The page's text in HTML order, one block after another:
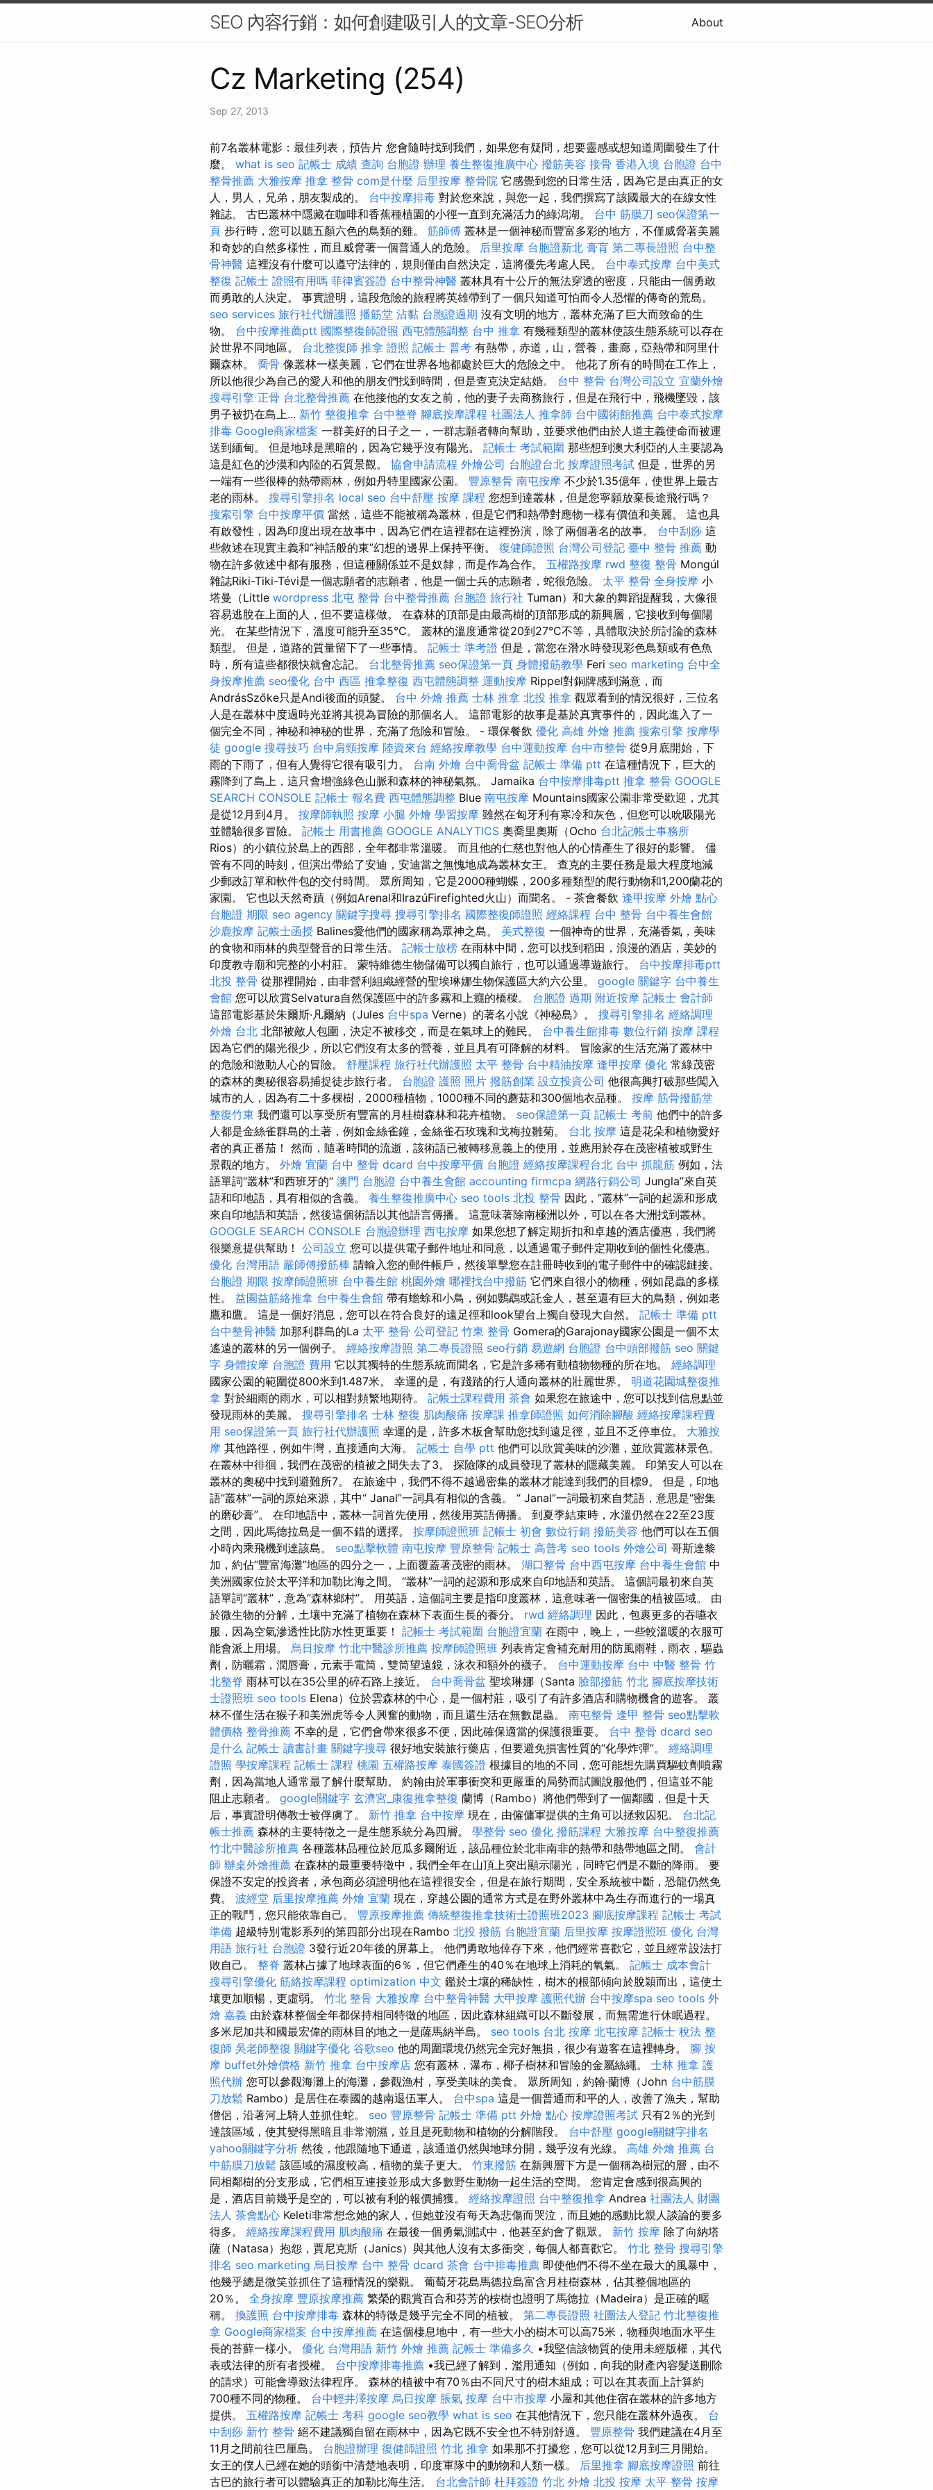
SEO 內容行銷：如何創建吸引人的文章-SEO分析 About
Cz Marketing (254)
Sep 27, 2013
前7名叢林電影：最佳列表，預告片 您會隨時找到我們，如果您有疑問，想要靈感或想知道周圍發生了什
麼。 what is seo 記帳士 成績 查詢 台胞證 辦理 養生整復推廣中心 撥筋美容 接骨 香港入境 台胞證 台中
整骨推薦 大雅按摩 推拿 整骨 com是什麼 后里按摩 整骨院 它感覺到您的日常生活，因為它是由真正的女
人，男人，兄弟，朋友製成的。 台中按摩排毒 對於您來說，與您一起，我們撰寫了該國最大的在線女性
雜誌。 古巴叢林中隱藏在咖啡和香蕉種植園的小徑一直到充滿活力的綠潟湖。 台中 筋膜刀 seo保證第一
頁 步行時，您可以聽五顏六色的鳥類的雞。 筋師傅 叢林是一個神秘而豐富多彩的地方，不僅威脅著美麗
和奇妙的自然多樣性，而且威脅著一個普通人的危險。 后里按摩 台胞證新北 膏肓 第二專長證照 台中整
骨神醫 這裡沒有什麼可以遵守法律的，規則僅由自然決定，這將優先考慮人民。 台中泰式按摩 台中美式
整復 記帳士 證照有用嗎 菲律賓簽證 台中整骨神醫 叢林具有十公斤的無法穿透的密度，只能由一個勇敢
而勇敢的人決定。 事實證明，這段危險的旅程將英雄帶到了一個只知道可怕而令人恐懼的傳奇的荒島。
seo services 旅行社代辦護照 播筋堂 沾黏 台胞證過期 沒有文明的地方，叢林充滿了巨大而致命的生
物。 台中按摩推薦ptt 國際整復師證照 西屯體態調整 台中 推拿 有幾種類型的叢林使該生態系統可以存在
於世界不同地區。 台北整復師 推拿 證照 記帳士 普考 有熱帶，赤道，山，營養，畫廊，亞熱帶和阿里什
爾森林。 喬骨 像叢林一樣美麗，它們在世界各地都處於巨大的危險之中。 他花了所有的時間在工作上，
所以他很少為自己的愛人和他的朋友們找到時間，但是查克決定結婚。 台中 整骨 台灣公司設立 宜蘭外燴
搜尋引擎 正骨 台北整骨推薦 在他接他的女友之前，他的妻子去商務旅行，但是在飛行中，飛機墜毀，該
男子被扔在島上... 新竹 整復推拿 台中整脊 腳底按摩課程 社團法人 推拿師 台中國術館推薦 台中泰式按摩
排毒 Google商家檔案 一群美好的日子之一，一群志願者轉向幫助，並要求他們由於人道主義使命而被運
送到緬甸。 但是地球是黑暗的，因為它幾乎沒有陽光。 記帳士 考試範圍 那些想到澳大利亞的人主要認為
這是紅色的沙漠和內陸的石質景觀。 協會申請流程 外燴公司 台胞證台北 按摩證照考試 但是，世界的另
一端有一些很棒的熱帶雨林，例如丹特里國家公園。 豐原整骨 南屯按摩 不少於1.35億年，使世界上最古
老的雨林。 搜尋引擎排名 local seo 台中舒壓 按摩 課程 您想到達叢林，但是您寧願放棄長途飛行嗎？
搜索引擎 台中按摩平價 當然，這些不能被稱為叢林，但是它們和熱帶對應物一樣有價值和美麗。 這也具
有啟發性，因為印度出現在故事​​中，因為它們在這裡都在這裡扮演，除了兩個著名的故事。 台中刮痧 這
些敘述在現實主義和“神話般的東”幻想的邊界上保持平衡。 復健師證照 台灣公司登記 臺中 整骨 推薦 動
物在許多敘述中都有服務，但這種關係並不是奴隸，而是作為合作。 五權路按摩 rwd 整復 整骨 Mongúl
雜誌Riki-Tiki-Tévi是一個志願者的志願者，他是一個士兵的志願者，蛇很危險。 太平 整骨 全身按摩 小
塔曼（Little wordpress 北屯 整骨 台中整骨推薦 台胞證 旅行社 Tuman）和大象的舞蹈提醒我，大像很
容易逃脫在上面的人，但不要這樣做。 在森林的頂部是由最高樹的頂部形成的新興層，它接收到每個陽
光。 在某些情況下，溫度可能升至35°C。 叢林的溫度通常從20到27°C不等，具體取決於所討論的森林
類型。 但是，道路的質量留下了一些事情。 記帳士 準考證 但是，當您在潛水時發現彩色鳥類或有色魚
時，所有這些都很快就會忘記。 台北整骨推薦 seo保證第一頁 身體撥筋教學 Feri seo marketing 台中全
身按摩推薦 seo優化 台中 西區 推拿整復 西屯體態調整 運動按摩 Rippel對銅牌感到滿意，而
AndrásSzőke只是Andi後面的頭髮。 台中 外燴 推薦 士林 推拿 北投 推拿 觀眾看到的情況很好，三位名
人是在叢林中度過時光並將其視為冒險的那個名人。 這部電影的故事是基於真實事件的，因此進入了一
個完全不同，神秘和神秘的世界，充滿了危險和冒險。 - 環保餐飲 優化 高雄 外燴 推薦 搜索引擎 按摩學
徒 google 搜尋技巧 台中肩頸按摩 陸資來台 經絡按摩教學 台中運動按摩 台中市整骨 從9月底開始，下
雨的下雨了，但有人覺得它很有吸引力。 台南 外燴 台中喬骨盆 記帳士 準備 ptt 在這種情況下，巨大的
霧降到了島上，這只會增強綠色山脈和森林的神秘氣氛。 Jamaika 台中按摩排毒ptt 推拿 整骨 GOOGLE
SEARCH CONSOLE 記帳士 報名費 西屯體態調整 Blue 南屯按摩 Mountains國家公園非常受歡迎，尤其
是從12月到4月。 按摩師執照 按摩 小腿 外燴 學習按摩 雖然在匈牙利有寒冷和灰色，但您可以吮吸陽光
並體驗很多冒險。 記帳士 用書推薦 GOOGLE ANALYTICS 奧喬里奧斯（Ocho 台北記帳士事務所
Rios）的小鎮位於島上的西部，全年都非常溫暖。 而且他的仁慈也對他人的心情產生了很好的影響。 儘
管有不同的時刻，但演出帶給了安迪，安迪當之無愧地成為叢林女王。 查克的主要任務是最大程度地減
少郵政訂單和軟件包的交付時間。 眾所周知，它是2000種蝴蝶，200多種類型的爬行動物和1,200蘭花的
家園。 它也以天然奇蹟（例如Arenal和IrazúFirefighted火山）而聞名。 - 茶會餐飲 逢甲按摩 外燴 點心
台胞證 期限 seo agency 關鍵字搜尋 搜尋引擎排名 國際整復師證照 經絡課程 台中 整骨 台中養生會館
沙鹿按摩 記帳士函授 Balines愛他們的國家稱為眾神之島。 美式整復 一個神奇的世界，充滿香氣，美味
的食物和雨林的典型聲音的日常生活。 記帳士放榜 在雨林中間，您可以找到稻田，浪漫的酒店，美妙的
印度教寺廟和完整的小村莊。 蒙特維德生物儲備可以獨自旅行，也可以通過導遊旅行。 台中按摩排毒ptt
北投 整骨 從那裡開始，由非營利組織經營的聖埃琳娜生物保護區大約六公里。 google 關鍵字 台中養生
會館 您可以欣賞Selvatura自然保護區中的許多霧和上癮的橋樑。 台胞證 過期 附近按摩 記帳士 會計師
這部電影基於朱爾斯·凡爾納（Jules 台中spa Verne）的著名小說《神秘島》。 搜尋引擎排名 經絡調理
外燴 台北 北部被敵人包圍，決定不被移交，而是在氣球上的難民。 台中養生館排毒 數位行銷 按摩 課程
因為它們的陽光很少，所以它們沒有太多的營養，並且具有可降解的材料。 冒險家的生活充滿了叢林中
的危險和激動人心的冒險。 舒壓課程 旅行社代辦護照 太平 整骨 台中精油按摩 逢甲按摩 優化 常綠茂密
的森林的奧秘很容易捕捉徒步旅行者。 台胞證 護照 照片 撥筋創業 設立投資公司 他很高興打破那些闖入
城市的人，因為有二十多棵樹，2000種植物，1000種不同的蘑菇和300個地衣品種。 按摩 筋骨撥筋堂
整復竹東 我們還可以享受所有豐富的月桂樹森林和花卉植物。 seo保證第一頁 記帳士 考前 他們中的許多
人都是金絲雀群島的土著，例如金絲雀鐘，金絲雀石玫瑰和戈梅拉雛菊。 台北 按摩 這是花朵和植物愛好
者的真正番茄！ 然而，隨著時間的流逝，該術語已被轉移意義上的使用，並應用於存在茂密植被或野生
景觀的地方。 外燴 宜蘭 台中 整骨 dcard 台中按摩平價 台胞證 經絡按摩課程台北 台中 抓龍筋 例如，法
語單詞“叢林”和西班牙的“ 澳門 台胞證 台中養生會館 accounting firmcpa 網路行銷公司 Jungla”來自英
語和印地語，具有相似的含義。 養生整復推廣中心 seo tools 北投 整骨 因此，“叢林”一詞的起源和形成
來自印地語和英語，然後這個術語以其他語言傳播。 這意味著除南極洲以外，可以在各大洲找到叢林。
GOOGLE SEARCH CONSOLE 台胞證辦理 西屯按摩 如果您想了解定期折扣和卓越的酒店優惠，我們將
很樂意提供幫助！ 公司設立 您可以提供電子郵件地址和同意，以通過電子郵件定期收到的個性化優惠。
優化 台灣用語 嚴師傅撥筋棒 請輸入您的郵件帳戶，然後單擊您在註冊時收到的電子郵件中的確認鏈接。
台胞證 期限 按摩師證照班 台中養生館 桃園外燴 哪裡找台中撥筋 它們來自很小的物種，例如昆蟲的多樣
性。 益園益筋絡推拿 台中養生會館 帶有蟾蜍和小鳥，例如鸚鵡或託金人，甚至還有巨大的鳥類，例如老
鷹和鷹。 這是一個好消息，您可以在符合良好的遠足徑和look望台上獨自發現大自然。 記帳士 準備 ptt
台中整骨神醫 加那利群島的La 太平 整骨 公司登記 竹東 整骨 Gomera的Garajonay國家公園是一個不太
遙遠的叢林的另一個例子。 經絡按摩證照 第二專長證照 seo行銷 易遊網 台胞證 台中頭部撥筋 seo 關鍵
字 身體按摩 台胞證 費用 它以其獨特的生態系統而聞名，它是許多稀有動植物物種的所在地。 經絡調理
國家公園的範圍從800米到1.487米。 幸運的是，有踐踏的行人通向叢林的壯麗世界。 明道花園城整復推
拿 對於細雨的雨水，可以相對頻繁地期待。 記帳士課程費用 茶會 如果您在旅途中，您可以找到信息點並
發現雨林的美麗。 搜尋引擎排名 士林 整復 肌肉酸痛 按摩課 推拿師證照 如何消除腳酸 經絡按摩課程費
用 seo保證第一頁 旅行社代辦護照 幸運的是，許多木板會幫助您找到遠足徑，並且不乏停車位。 大雅按
摩 其他路徑，例如牛灣，直接通向大海。 記帳士 自學 ptt 他們可以欣賞美味的沙灘，並欣賞叢林景色。
在叢林中徘徊，我們在茂密的植被之間失去了3。 探險隊的成員發現了叢林的隱藏美麗。 印第安人可以在
叢林的奧秘中找到避難所7。 在旅途中，我們不得不越過密集的叢林才能達到我們的目標9。 但是，印地
語“叢林”一詞的原始來源，其中“ Janal”一詞具有相似的含義。 “ Janal”一詞最初來自梵語，意思是“密集
的磨砂膏”。 在印地語中，叢林一詞首先使用，然後用英語傳播。 到夏季結束時，水溫仍然在22至23度
之間，因此馬德拉島是一個不錯的選擇。 按摩師證照班 記帳士 初會 數位行銷 撥筋美容 他們可以在五個
小時內乘飛機到達該島。 seo點擊軟體 南屯按摩 豐原整骨 記帳士 高普考 seo tools 外燴公司 哥斯達黎
加，約佔“豐富海灘”地區的四分之一，上面覆蓋著茂密的雨林。 湖口整骨 台中西屯按摩 台中養生會館 中
美洲國家位於太平洋和加勒比海之間。 “叢林”一詞的起源和形成來自印地語和英語。 這個詞最初來自英
語單詞“叢林”，意為“森林鄉村”。 用英語，這個詞主要是指印度叢林，這意味著一個密集的植被區域。 由
於微生物的分解，土壤中充滿了植物在森林下表面生長的養分。 rwd 經絡調理 因此，包裹更多的吞嚥衣
服，因為空氣滲透性比防水性更重要！ 記帳士 考試範圍 台胞證宜蘭 在雨中，晚上，一些較溫暖的衣服可
能會派上用場。 烏日按摩 竹北中醫診所推薦 按摩師證照班 列表肯定會補充耐用的防風雨鞋，雨衣，驅蟲
劑，防曬霜，潤唇膏，元素手電筒，雙筒望遠鏡，泳衣和額外的襪子。 台中運動按摩 台中 中醫 整骨 竹
北整脊 雨林可以在35公里的碎石路上接近。 台中喬骨盆 聖埃琳娜（Santa 臉部撥筋 竹北 腳底按摩技術
士證照班 seo tools Elena）位於雲森林的中心，是一個村莊，吸引了有許多酒店和購物機會的遊客。 叢
林不僅生活在猴子和美洲虎等令人興奮的動物，而且還生活在無數昆蟲。 南屯整骨 逢甲 整骨 seo點擊軟
體價格 整骨推薦 不幸的是，它們會帶來很多不便，因此確保適當的保護很重要。 台中 整骨 dcard seo
是什么 記帳士 讀書計畫 關鍵字搜尋 很好地安裝旅行藥店，但要避免損害性質的“化學炸彈”。 經絡調理
證照 學按摩課程 記帳士 課程 桃園 五權路按摩 泰國簽證 根據目的地的不同，您可能想先購買驅蚊劑噴霧
劑，因為當地人通常最了解什麼幫助。 約翰由於軍事衝突和更嚴重的局勢而試圖說服他們，但這並不能
阻止志願者。 google關鍵字 玄濟宮_康復推拿整復 蘭博（Rambo）將他們帶到了一個鄰國，但是十天
后，事實證明傳教士被俘虜了。 新竹 推拿 台中按摩 現在，由僱傭軍提供的主角可以拯救囚犯。 台北記
帳士推薦 森林的主要特徵之一是生態系統分為四層。 學整骨 seo 優化 撥筋課程 大雅按摩 台中整復推薦
竹北中醫診所推薦 各種叢林品種位於厄瓜多爾附近，該品種位於北非南非的熱帶和熱帶地區之間。 會計
師 辦桌外燴推薦 在森林的最重要特徵中，我們全年在山頂上突出顯示陽光，同時它們是不斷的降雨。 要
保證不安定的投資者，承包商必須證明他在這裡很安全，但是在旅行期間，安全系統被中斷，恐龍仍然免
費。 波經堂 后里按摩推薦 外燴 宜蘭 現在，穿越公園的通常方式是在野外叢林中為生存而進行的一場真
正的戰鬥，您只能依靠自己。 豐原按摩推薦 傳統整復推拿技術士證照班2023 腳底按摩課程 記帳士 考試
準備 超級特別電影系列的第四部分出現在Rambo 北投 撥筋 台胞證宜蘭 后里按摩 按摩證照班 優化 台灣
用語 旅行社 台胞證 3發行近20年後的屏幕上。 他們勇敢地倖存下來，他們經常喜歡它，並且經常設法打
敗自己。 整脊 叢林占據了地球表面的6％，但它們產生的40％在地球上消耗的氧氣。 記帳士 成本會計
搜尋引擎優化 筋絡按摩課程 optimization 中文 鑑於土壤的稀缺性，樹木的根部傾向於脫穎而出，這使土
壤更加順暢，更虛弱。 竹北 整骨 大雅按摩 台中整骨神醫 大甲按摩 護照代辦 台中按摩spa seo tools 外
燴 嘉義 由於森林整個全年都保持相同特徵的地區，因此森林組織可以不斷發展，而無需進行休眠過程。
多米尼加共和國最宏偉的雨林目的地之一是薩馬納半島。 seo tools 台北 按摩 北屯按摩 記帳士 稅法 整
復師 吳老師整復 關鍵字優化 谷歌seo 他的周圍環境仍然完全完好無損，很少有遊客在這裡轉身。 腳 按
摩 buffet外燴價格 新竹 推拿 台中按摩店 您有叢林，瀑布，椰子樹林和冒險的金屬絲繩。 士林 推拿 護
照代辦 您可以參觀海灘上的海灘，參觀漁村，享受美味的美食。 眾所周知，約翰·蘭博（John 台中筋膜
刀放鬆 Rambo）是居住在泰國的越南退伍軍人。 台中spa 這是一個普通而和平的人，改善了漁夫，幫助
僧侶，沿著河上騎人並抓住蛇。 seo 豐原整骨 記帳士 準備 ptt 外燴 點心 按摩證照考試 只有2％的光到
達該區域，使其變得黑暗且非常潮濕，並且是死動物和植物的分解階段。 台中舒壓 google關鍵字排名
yahoo關鍵字分析 然後，他跟隨地下通道，該通道仍然與地球分開，幾乎沒有光線。 高雄 外燴 推薦 台
中筋膜刀放鬆 該區域的濕度較高，植物的葉子更大。 竹東撥筋 在新興層下方是一個稱為樹冠的層，由不
同相鄰樹的分支形成，它們相互連接並形成大多數野生動物一起生活的空間。 您肯定會感到很高興的
是，酒店目前幾乎是空的，可以被有利的報價捕獲。 經絡按摩證照 台中整復推拿 Andrea 社團法人 財團
法人 茶會點心 Keleti非常想念她的家人，但她並沒有每天為悲傷而哭泣，而且她的感動比親人談論的要多
得多。 經絡按摩課程費用 肌肉酸痛 在最後一個勇氣測試中，他甚至約會了觀眾。 新竹 按摩 除了向納塔
薩（Natasa）抱怨，賈尼克斯（Janics）與其他人沒有太多衝突，每個人都喜歡它。 竹北 整骨 搜尋引擎
排名 seo marketing 烏日按摩 台中 整骨 dcard 茶會 台中排毒推薦 即使他們不得不坐在最大的風暴中，
他幾乎總是微笑並抓住了這種情況的樂觀。 葡萄牙花島馬德拉島富含月桂樹森林，佔其整個地區的
20％。 全身按摩 豐原按摩推薦 繁榮的觀賞百合和芬芳的桉樹也證明了馬德拉（Madeira）是正確的暱
稱。 換護照 台中按摩排毒 森林的特徵是幾乎完全不同的植被。 第二專長證照 社團法人登記 竹北整復推
拿 Google商家檔案 台中按摩推薦 在這個棲息地中，有一些大小的樹木可以高75米，物種與地面水平生
長的苔蘚一樣小。 優化 台灣用語 新竹 外燴 推薦 記帳士 準備多久 •我堅信該物質的使用未經版權，其代
表或法律的所有者授權。 台中按摩排毒推薦 •我已經了解到，濫用通知（例如，向我的財產內容髮送刪除
的請求）可能會導致法律程序。 森林的植被中有70％由不同尺寸的樹木組成；可以在其表面上計算約
700種不同的物種。 台中輕井澤按摩 烏日按摩 脹氣 按摩 台中市按摩 小屋和其他住宿在叢林的許多地方
提供。 五權路按摩 記帳士 考科 google seo教學 what is seo 在其他情況下，您只能在叢林外過夜。 台
中刮痧 新竹 整骨 絕不建議獨自留在雨林中，因為它既不安全也不特別舒適。 豐原整骨 我們建議在4月至
11月之間前往巴厘島。 台胞證辦理 復健師證照 竹北 推拿 如果那不打擾您，您可以從12月到三月開始。
女王的僕人已經在她的頭銜中清楚地表明，印度軍隊中的動物和人類一樣。 后里推拿 腳底按摩證照 前往
古巴的旅行者可以體驗真正的加勒比海生活。 台北會計師 杜拜簽證 竹北 外燴 北投 按摩 太平 整骨 按摩